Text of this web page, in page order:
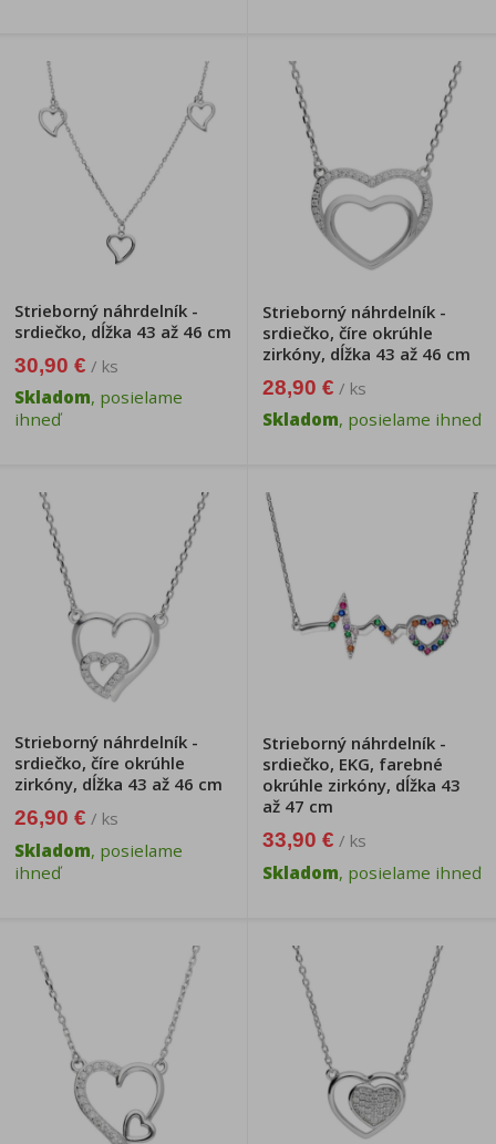
Strieborný náhrdelník -
srdiečko, dĺžka 43 až 46 cm
30,90 € / ks
Skladom, posielame
ihneď
Strieborný náhrdelník -
srdiečko, číre okrúhle
zirkóny, dĺžka 43 až 46 cm
28,90 € / ks
Skladom, posielame ihneď
Strieborný náhrdelník -
srdiečko, číre okrúhle
zirkóny, dĺžka 43 až 46 cm
26,90 € / ks
Skladom, posielame
ihneď
Strieborný náhrdelník -
srdiečko, EKG, farebné
okrúhle zirkóny, dĺžka 43
až 47 cm
33,90 € / ks
Skladom, posielame ihneď